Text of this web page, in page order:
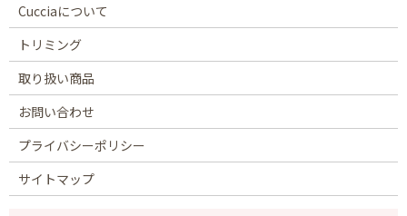
Cucciaについて
トリミング
取り扱い商品
お問い合わせ
プライバシーポリシー
サイトマップ